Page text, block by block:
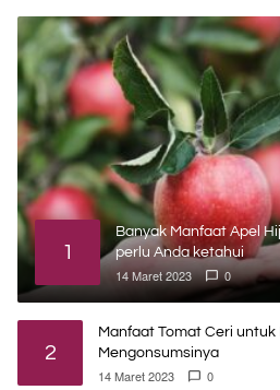
1
Banyak Manfaat Apel
perlu Anda ketahui
14 Maret 2023 0
2
Manfaat Tomat Ceri
Mengonsumsinya
14 Maret 2023 0